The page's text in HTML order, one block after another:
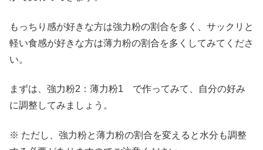
もっちり感が好きな方は強力粉の割合を多く、サックリと
軽い食感が好きな方は薄力粉の割合を多くしてみてくださ
い。
まずは、強力粉2：薄力粉1 で作ってみて、自分の好み
に調整してみましょう。
※ ただし、強力粉と薄力粉の割合を変えると水分も調整